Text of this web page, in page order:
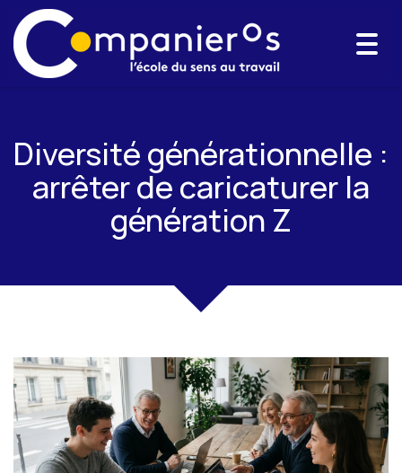
Diversité générationnelle :
arrêter de caricaturer la
génération Z